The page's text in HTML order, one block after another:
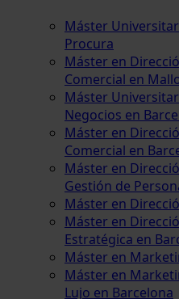
Máster
Procura
Máster en
Comercial en
Máster
Negocios en
Máster en
Comercial en
Máster en
Gestión de
Máster en
Máster en
Estratégica en
Máster en
Máster en
Lujo en Barcelona